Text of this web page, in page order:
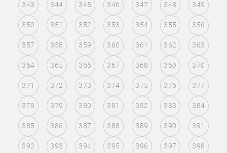
343 344 345 346 347 348 349
350 351 352 353 354 355 356
357 358 359 360 361 362 363
364 365 366 367 368 369 370
371 372 373 374 375 376 377
378 379 380 381 382 383 384
385 386 387 388 389 390 391
392 393 394 395 396 397 398